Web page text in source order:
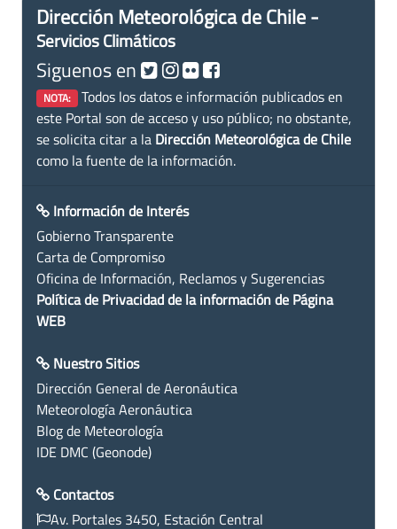
Dirección Meteorológica de Chile -
Servicios Climáticos
Siguenos en
NOTA: Todos los datos e información publicados en
este Portal son de acceso y uso público; no obstante,
se solicita citar a la Dirección Meteorológica de Chile
como la fuente de la información.
Información de Interés
Gobierno Transparente
Carta de Compromiso
Oficina de Información, Reclamos y Sugerencias
Política de Privacidad de la información de Página
WEB
Nuestro Sitios
Dirección General de Aeronáutica
Meteorología Aeronáutica
Blog de Meteorología
IDE DMC (Geonode)
Contactos
Av. Portales 3450, Estación Central